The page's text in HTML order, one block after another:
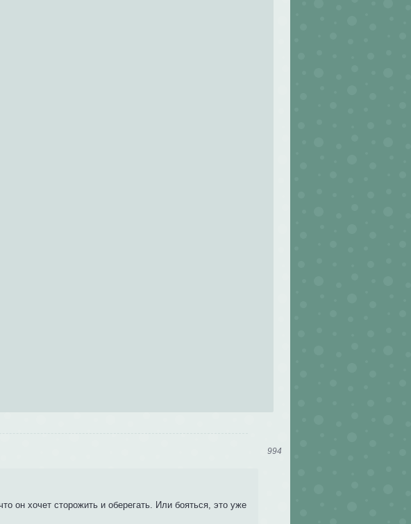
994
он хочет сторожить и оберегать. Или бояться, это уже